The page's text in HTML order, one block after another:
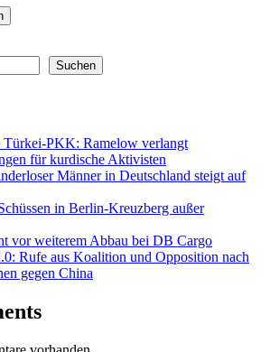
Suchen
Türkei-PKK: Ramelow verlangt
für kurdische Aktivisten
Männer in Deutschland steigt auf
in Berlin-Kreuzberg außer
vor weiterem Abbau bei DB Cargo
Rufe aus Koalition und Opposition nach
gegen China